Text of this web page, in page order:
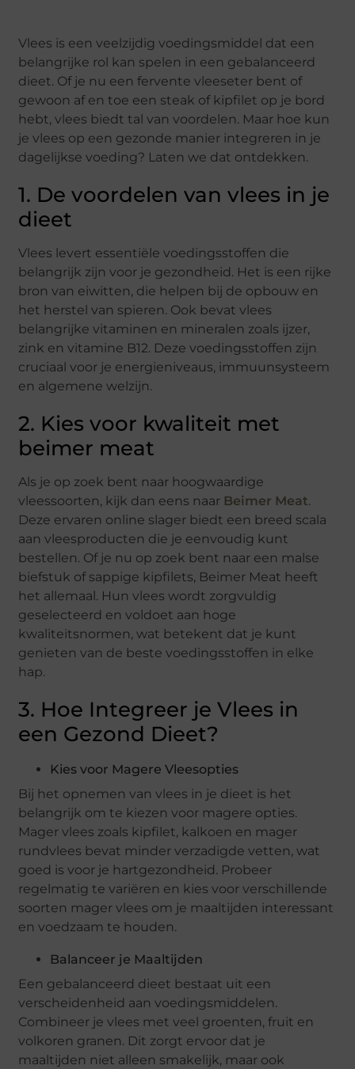
Vlees is een veelzijdig voedingsmiddel dat een
belangrijke rol kan spelen in een gebalanceerd
dieet. Of je nu een fervente vleeseter bent of
gewoon af en toe een steak of kipfilet op je bord
hebt, vlees biedt tal van voordelen. Maar hoe kun
je vlees op een gezonde manier integreren in je
dagelijkse voeding? Laten we dat ontdekken.
1. De voordelen van vlees in je
dieet
Vlees levert essentiële voedingsstoffen die
belangrijk zijn voor je gezondheid. Het is een rijke
bron van eiwitten, die helpen bij de opbouw en
het herstel van spieren. Ook bevat vlees
belangrijke vitaminen en mineralen zoals ijzer,
zink en vitamine B12. Deze voedingsstoffen zijn
cruciaal voor je energieniveaus, immuunsysteem
en algemene welzijn.
2. Kies voor kwaliteit met
beimer meat
Als je op zoek bent naar hoogwaardige
vleessoorten, kijk dan eens naar Beimer Meat.
Deze ervaren online slager biedt een breed scala
aan vleesproducten die je eenvoudig kunt
bestellen. Of je nu op zoek bent naar een malse
biefstuk of sappige kipfilets, Beimer Meat heeft
het allemaal. Hun vlees wordt zorgvuldig
geselecteerd en voldoet aan hoge
kwaliteitsnormen, wat betekent dat je kunt
genieten van de beste voedingsstoffen in elke
hap.
3. Hoe Integreer je Vlees in
een Gezond Dieet?
Kies voor Magere Vleesopties
Bij het opnemen van vlees in je dieet is het
belangrijk om te kiezen voor magere opties.
Mager vlees zoals kipfilet, kalkoen en mager
rundvlees bevat minder verzadigde vetten, wat
goed is voor je hartgezondheid. Probeer
regelmatig te variëren en kies voor verschillende
soorten mager vlees om je maaltijden interessant
en voedzaam te houden.
Balanceer je Maaltijden
Een gebalanceerd dieet bestaat uit een
verscheidenheid aan voedingsmiddelen.
Combineer je vlees met veel groenten, fruit en
volkoren granen. Dit zorgt ervoor dat je
maaltijden niet alleen smakelijk, maar ook